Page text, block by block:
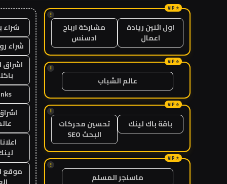
!
اول اثنين ريادة
اعمال
مشاركة ارباح
ادسنس
!
عالم الشباب
!
باقة باك لينك
تحسين محركات
البحث SEO
!
ماسنجر المسلم
شراء
شراء
اشراق
لينك
موقع